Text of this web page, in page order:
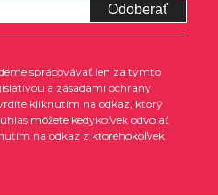
Odoberať
spracovávať len za týmto
a zásadami ochrany
kliknutím na odkaz, ktorý
môžete kedykoľvek odvolať
na odkaz z ktoréhokoľvek